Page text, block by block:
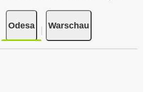
Odesa Warschau